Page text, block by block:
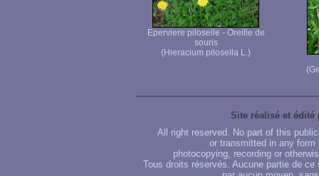
Eperviere piloselle - Oreille de
souris
(Hieracium pilosella L.)
Site réalisé et édité
All right reserved. No part of this
or transmitted in any
photocopying, recording or
Tous droits réservés. Aucune partie de